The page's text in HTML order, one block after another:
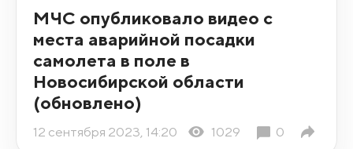
МЧС опубликовало видео с
места аварийной посадки
самолета в поле в
Новосибирской области
(обновлено)
12 сентября 2023, 14:20 1029 0